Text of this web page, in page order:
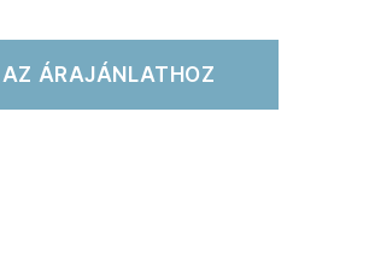
ÁRAJÁNLATHOZ